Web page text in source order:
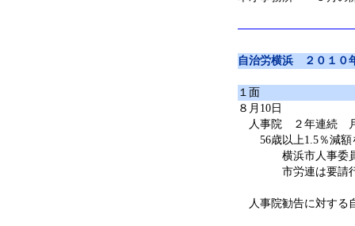
自治労横浜 ２０１０
１面
８月10日
人事院 ２年連続 月
56歳以上1.5％減額
横浜市人事委員
市労連は要請行
人事院勧告に対する